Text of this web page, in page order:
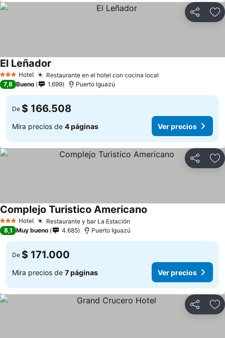
Compartir
3 Estrellas
Hotel Restaurante en el hotel con cocina local
El Leñador
7,8 Bueno 1.699 Puerto Iguazú
De $ 166.508
Mira precios de 4 páginas Ver precios
Compartir
3 Estrellas
Hotel Restaurante y bar La Estación
Complejo Turistico Americano
8,1 Muy bueno 4.685 Puerto Iguazú
De $ 171.000
Mira precios de 7 páginas Ver precios
Compartir